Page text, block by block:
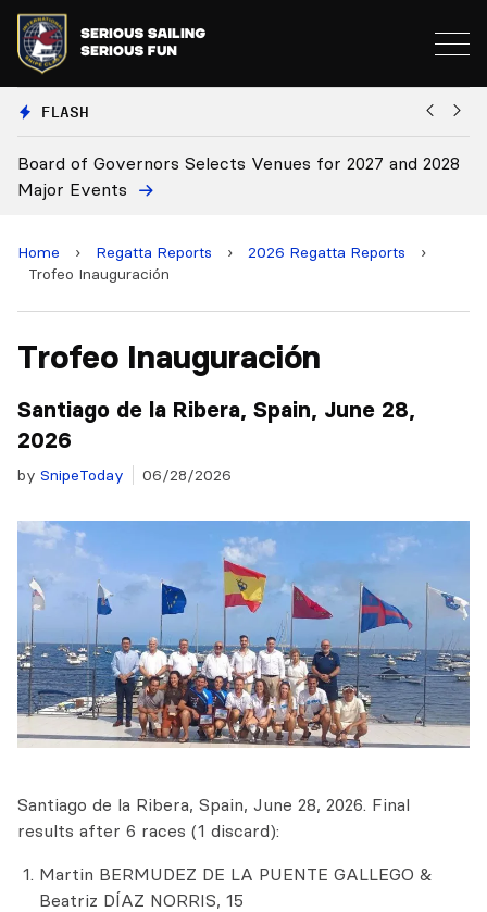
FLASH
Board Approves Rule Changes
Home › Regatta Reports › 2026 Regatta Reports
›
Trofeo Inauguración
Trofeo Inauguración
Santiago de la Ribera, Spain, June 28,
2026
by SnipeToday 06/28/2026
Santiago de la Ribera, Spain, June 28, 2026. Final
results after 6 races (1 discard):
Martin BERMUDEZ DE LA PUENTE GALLEGO &
Beatriz DÍAZ NORRIS, 15